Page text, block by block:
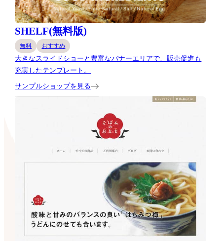
SHELF(無料版)
無料 おすすめ
大きなスライドショーと豊富なバナーエリアで、販売促進も
充実したテンプレート。
サンプルショップを見る